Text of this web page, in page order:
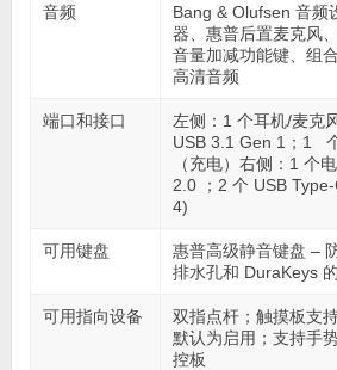
音频
Bang & Olufsen 音频
器、惠普后置麦克风
音量加减功能键、组
高清音频
端口和接口
左侧：1 个耳机/麦克
USB 3.1 Gen 1；1
（充电）右侧：1 个
2.0 ；2 个 USB
4)
可用键盘
惠普高级静音键盘 –
排水孔和 DuraKeys
可用指向设备
双指点杆；触摸板支
默认为启用；支持手
控板